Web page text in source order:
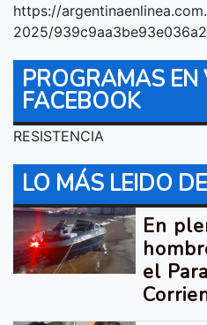
https://
2025/
PROGRAMAS EN
FACEBOOK
RESISTENCIA
LO MÁS LEIDO
En
el